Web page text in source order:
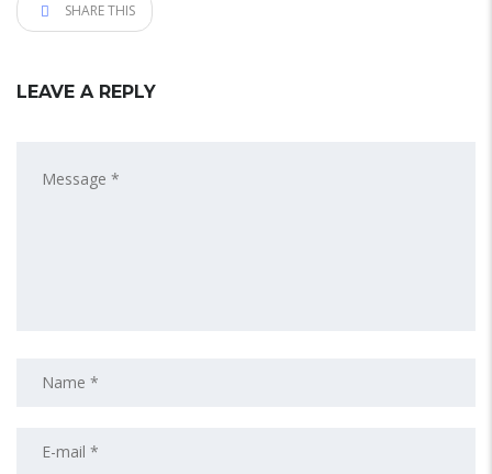
SHARE THIS
LEAVE A REPLY